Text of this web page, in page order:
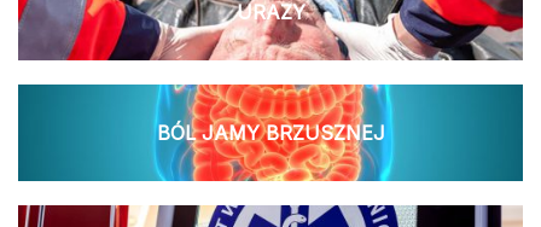
URAZY
BÓL JAMY BRZUSZNEJ